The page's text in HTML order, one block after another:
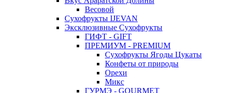
Весовой
Сухофрукты IJEVAN
Эксклюзивные Сухофрукты
ГИФТ - GIFT
ПРЕМИУМ - PREMIUM
Сухофрукты Ягоды Цукаты
Конфеты от природы
Орехи
Микс
ГУРМЭ - GOURMET